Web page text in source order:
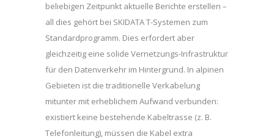
beliebigen Zeitpunkt aktuelle Berichte erstellen –
all dies gehört bei SKIDATA T-Systemen zum
Standardprogramm. Dies erfordert aber
gleichzeitig eine solide Vernetzungs-Infrastruktur
für den Datenverkehr im Hintergrund. In alpinen
Gebieten ist die traditionelle Verkabelung
mitunter mit erheblichem Aufwand verbunden:
existiert keine bestehende Kabeltrasse (z. B.
Telefonleitung), müssen die Kabel extra